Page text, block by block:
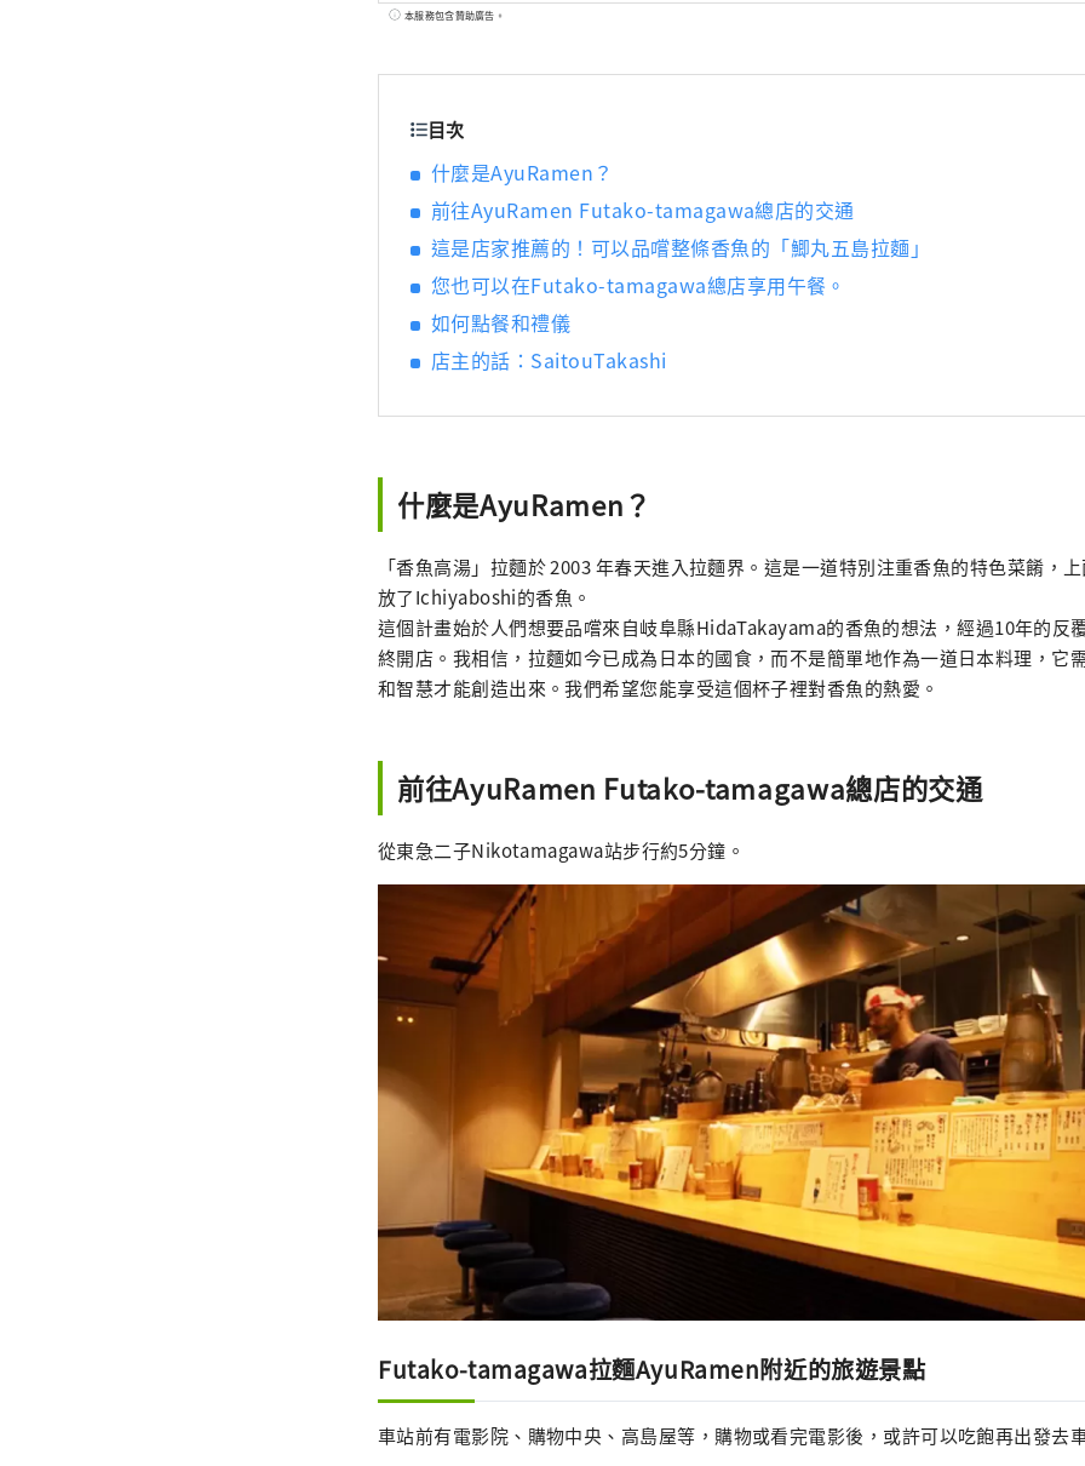
博覽會」。該活動吸引了來自全國各地的熱門商店，此後在大阪、名古
全球首個拉麵飾品品牌「ZURU+」。拉麵清酒《NOODLE SAKE -
本服務包含贊助廣告。
目次
什麼是AyuRamen？
前往AyuRamen Futako-tamagawa總店的交通
這是店家推薦的！可以品嚐整條香魚的「鯽丸五島拉麵」
您也可以在Futako-tamagawa總店享用午餐。
如何點餐和禮儀
店主的話：SaitouTakashi
什麼是AyuRamen？
「香魚高湯」拉麵於 2003 年春天進入拉麵界。這是一道特別注重香魚的特色菜餚，
放了Ichiyaboshi的香魚。
這個計畫始於人們想要品嚐來自岐阜縣HidaTakayama的香魚的想法，經過10年的反
終開店。我相信，拉麵如今已成為日本的國食，而不是簡單地作為一道日本料理，它
和智慧才能創造出來。我們希望您能享受這個杯子裡對香魚的熱愛。
前往AyuRamen Futako-tamagawa總店的交通
從東急二子Nikotamagawa站步行約5分鐘。
Futako-tamagawa拉麵AyuRamen附近的旅遊景點
車站前有電影院、購物中央、高島屋等，購物或看完電影後，或許可以吃飽再出發去